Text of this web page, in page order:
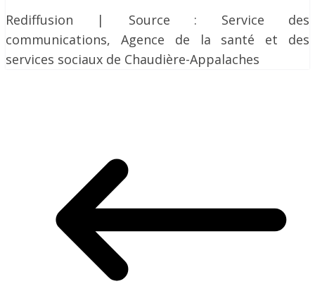
Rediffusion | Source : Service des
communications, Agence de la santé et des
services sociaux de Chaudière-Appalaches